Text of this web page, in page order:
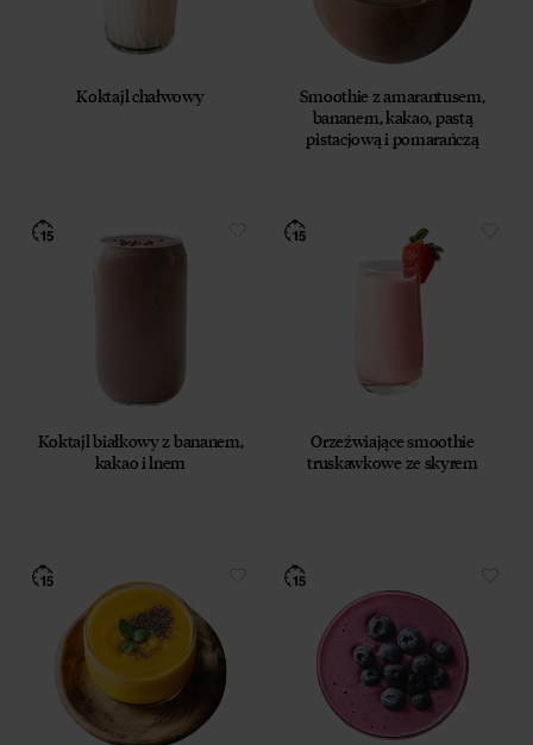
Koktajl chałwowy
Smoothie z amarantusem,
bananem, kakao, pastą
pistacjową i pomarańczą
Koktajl białkowy z bananem,
kakao i lnem
Orzeźwiające smoothie
truskawkowe ze skyrem